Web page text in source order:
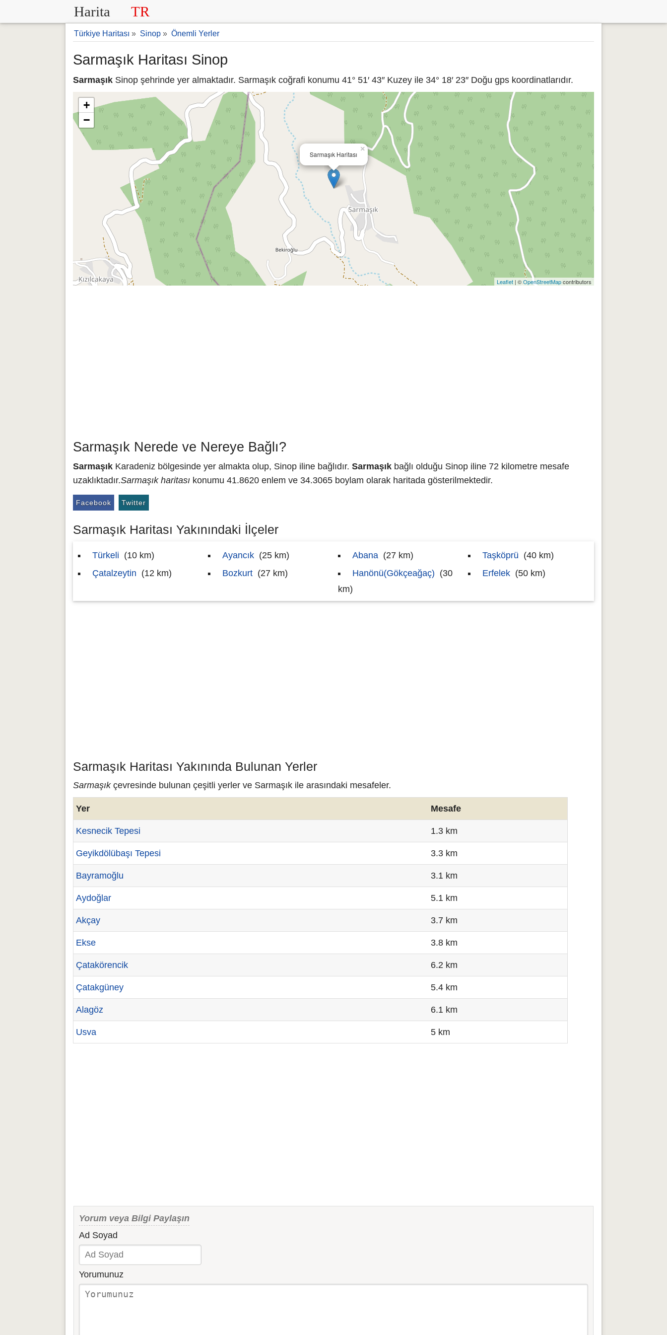
Harita TR
Türkiye Haritası » Sinop » Önemli Yerler
Sarmaşık Haritası Sinop
Sarmaşık Sinop şehrinde yer almaktadır. Sarmaşık coğrafi konumu 41° 51′ 43″ Kuzey ile 34° 18′ 23″ Doğu gps koordinatlarıdır.
Sarmaşık Haritası
×
+
−
Leaflet | ©OpenStreetMapcontributors
Sarmaşık Nerede ve Nereye Bağlı?
Sarmaşık Karadeniz bölgesinde yer almakta olup, Sinop iline bağlıdır. Sarmaşık bağlı olduğu Sinop iline 72 kilometre mesafe
uzaklıktadır.Sarmaşık haritası konumu 41.8620 enlem ve 34.3065 boylam olarak haritada gösterilmektedir.
Facebook Twitter
Sarmaşık Haritası Yakınındaki İlçeler
Türkeli (10 km)
Çatalzeytin (12 km)
Ayancık (25 km)
Bozkurt (27 km)
Abana (27 km)
Hanönü(Gökçeağaç) (30
km)
Taşköprü (40 km)
Erfelek (50 km)
Sarmaşık Haritası Yakınında Bulunan Yerler
Sarmaşıkçevresinde bulunan çeşitli yerler ve Sarmaşık ile arasındaki mesafeler.
Yer Mesafe
Kesnecik Tepesi 1.3 km
Geyikdölübaşı Tepesi 3.3 km
Bayramoğlu 3.1 km
Aydoğlar 5.1 km
Akçay 3.7 km
Ekse 3.8 km
Çatakörencik 6.2 km
Çatakgüney 5.4 km
Alagöz 6.1 km
Usva 5 km
Yorum veya Bilgi Paylaşın
Ad Soyad
Yorumunuz